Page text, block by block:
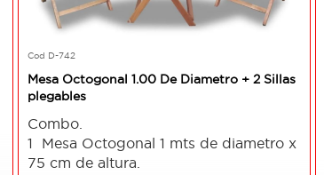
Cod D-742
Mesa Octogonal 1.00 De Diametro + 2 Sillas
plegables
Combo.
1 Mesa Octogonal 1 mts de diametro x
75 cm de altura.